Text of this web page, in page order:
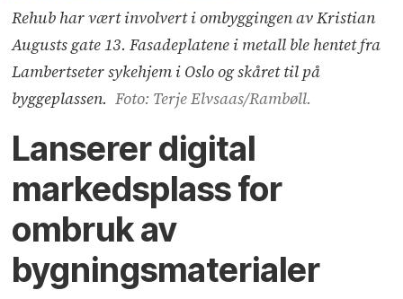
Rehub har vært involvert i ombyggingen av Kristian
Augusts gate 13. Fasadeplatene i metall ble hentet fra
Lambertseter sykehjem i Oslo og skåret til på
byggeplassen. Foto: Terje Elvsaas/Rambøll.
Lanserer digital
markedsplass for
ombruk av
bygningsmaterialer